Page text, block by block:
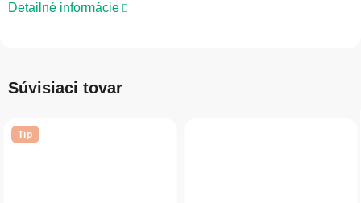
Detailné informácie
Súvisiaci tovar
Tip